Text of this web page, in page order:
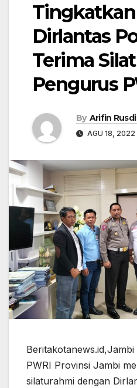
Dirlantas
Terima
Pengurus
By Arifin Rusdi
AGU 18, 2022
PWRI Provinsi Jambi
silaturahmi dengan